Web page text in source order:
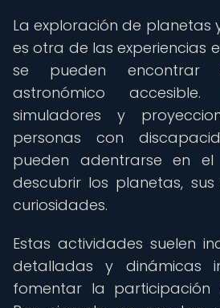
La exploración de planetas
es otra de las experiencias
se pueden
astronómico
simuladores y
personas con
pueden adentrarse en
descubrir los planetas,
curiosidades.
Estas actividades suelen
detalladas y dinámicas
fomentar la participación